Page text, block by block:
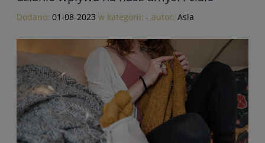
Dodano: 01-08-2023 w kategorii: - autor: Asia